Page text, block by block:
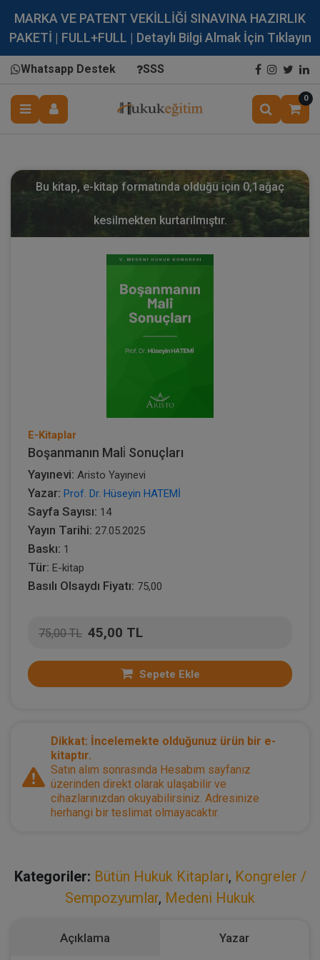
MARKA VE PATENT VEKİLLİĞİ SINAVINA HAZIRLIK
PAKETİ | FULL+FULL | Detaylı Bilgi Almak İçin Tıklayın
Whatsapp Destek SSS
0
Bu kitap, e-kitap formatında olduğu için 0,1 ağaç
kesilmekten kurtarılmıştır.
E-Kitaplar
Boşanmanın Mali̇ Sonuçları
Yayınevi: Aristo Yayınevi
Yazar: Prof. Dr. Hüseyin HATEMİ
Sayfa Sayısı: 14
Yayın Tarihi: 27.05.2025
Baskı: 1
Tür: E-kitap
Basılı Olsaydı Fiyatı: 75,00
75,00 TL 45,00 TL
Sepete Ekle
Dikkat: İncelemekte olduğunuz ürün bir e-
kitaptır.
Satın alım sonrasında Hesabım sayfanız
üzerinden direkt olarak ulaşabilir ve
cihazlarınızdan okuyabilirsiniz. Adresinize
herhangi bir teslimat olmayacaktır.
Kategoriler: Bütün Hukuk Kitapları, Kongreler /
Sempozyumlar, Medeni Hukuk
Açıklama Yazar